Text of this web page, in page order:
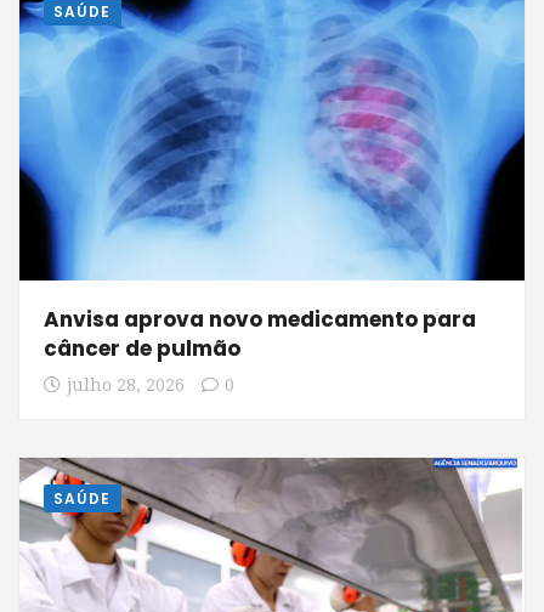
SAÚDE
Anvisa aprova novo medicamento para
câncer de pulmão
julho 28, 2026 0
SAÚDE